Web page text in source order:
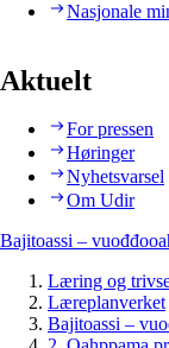
Nasjonale
Aktuelt
For pressen
Høringer
Nyhetsvarsel
Om Udir
Bajitoassi –
Læring og
Læreplanverket
Bajitoassi –